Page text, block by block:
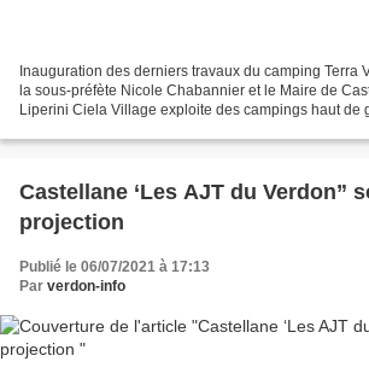
Inauguration des derniers travaux du camping Terra
la sous-préfète Nicole Chabannier et le Maire de
Liperini Ciela Village exploite des campings haut de
Castellane ‘Les AJT du Verdon”
projection
Publié le 06/07/2021 à 17:13
Par verdon-info